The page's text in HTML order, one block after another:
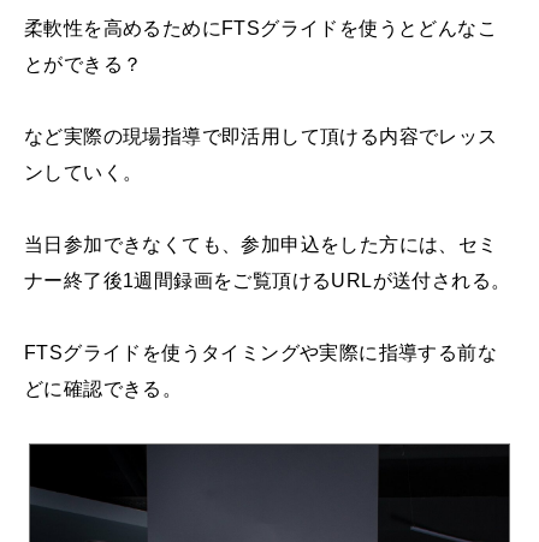
柔軟性を高めるためにFTSグライドを使うとどんなこ
とができる？
など実際の現場指導で即活用して頂ける内容でレッス
ンしていく。
当日参加できなくても、参加申込をした方には、セミ
ナー終了後1週間録画をご覧頂けるURLが送付される。
FTSグライドを使うタイミングや実際に指導する前な
どに確認できる。